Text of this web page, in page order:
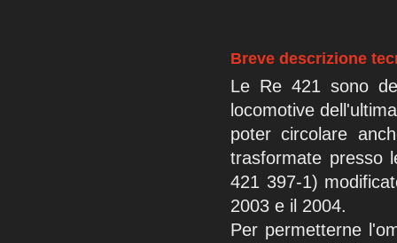
Breve descrizione
Le Re 421 sono
locomotive
poter circolare
trasformate presso
421 397-1)
2003 e il 2004.
Per permetterne